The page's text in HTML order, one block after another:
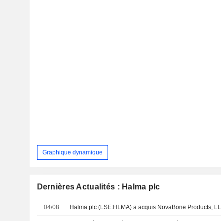
Graphique dynamique
Dernières Actualités : Halma plc
04/08